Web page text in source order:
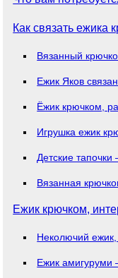
Как связать ежика
Вязанный
Ежик Яков
Ёжик крючком,
Игрушка ежик
Детские
Вязанная
Ежик крючком,
Неколючий
Ежик амигуруми